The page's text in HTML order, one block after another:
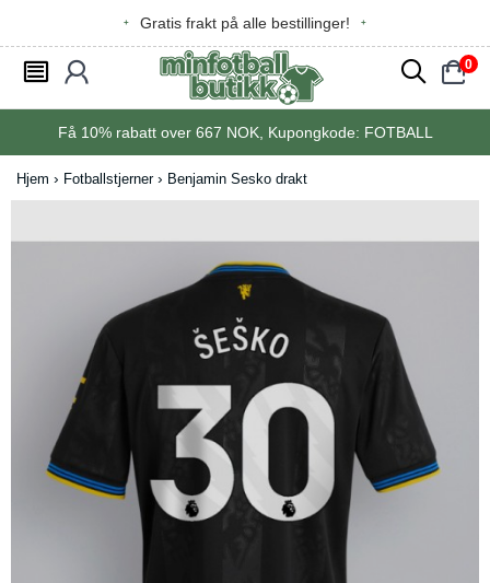
Gratis frakt på alle bestillinger!
󰂩 󰃳 󰂨 0
󰃠
Få 10%rabatt over 667 NOK, Kupongkode: FOTBALL
Hjem Fotballstjerner Benjamin Sesko drakt